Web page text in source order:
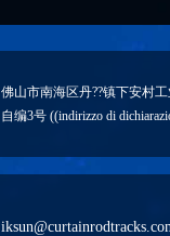
佛山市南海区丹??镇下安村
自编3号 ((indirizzo di